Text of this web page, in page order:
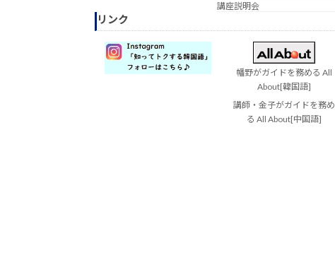
講座説明会
リンク
幡野がガイドを務める All
About[韓国語]
講師・金子がガイドを務め
る All About[中国語]